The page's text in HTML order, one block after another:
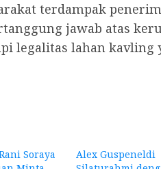
terdampak
jawab atas
legalitas lahan kavling
Soraya
Alex Guspeneldi